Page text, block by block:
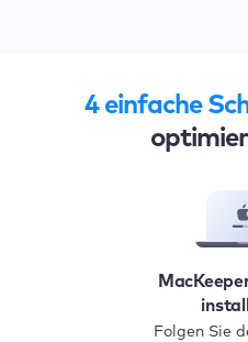
4 einfache
Folgen Sie